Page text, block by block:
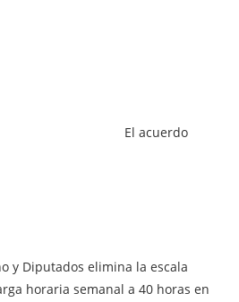
El acuerdo
y Diputados elimina la escala
horaria semanal a 40 horas en